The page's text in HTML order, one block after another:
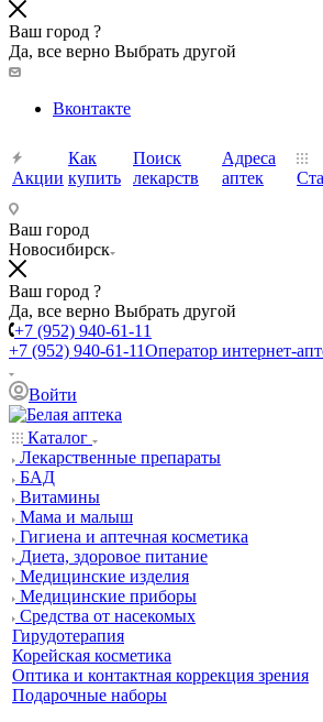
Ваш город ?
Да, все верно Выбрать другой
Вконтакте
Акции
Как
купить
Поиск
лекарств
Адреса
аптек
Ваш город
Новосибирск
Ваш город ?
Да, все верно Выбрать другой
+7 (952) 940-61-11
+7 (952) 940-61-11Оператор интернет-
Войти
Каталог
Лекарственные препараты
БАД
Витамины
Мама и малыш
Гигиена и аптечная косметика
Диета, здоровое питание
Медицинские изделия
Медицинские приборы
Средства от насекомых
Гирудотерапия
Корейская косметика
Оптика и контактная коррекция зрения
Подарочные наборы